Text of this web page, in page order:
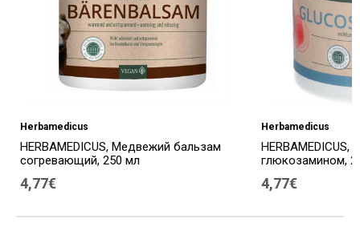
Herbamedicus
HERBAMEDICUS, Медвежий бальзам
согревающий, 250 мл
4,77€
Herbamedicus
HERBAMEDICUS,
глюкозамином,
4,77€